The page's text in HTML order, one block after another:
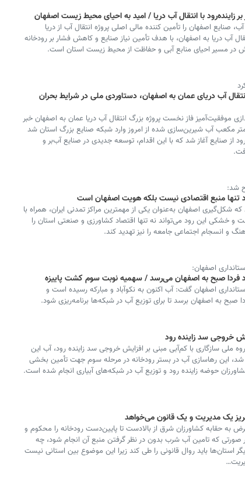
زاینده‌رود با انتقال آب دریا / امید به احیای محیط زیست اصفهان
صنایع اصفهان را تأمین کننده مالی اصلی پروژه انتقال آب از دریا
آب دریا به اصفهان، با هدف تأمین نیاز صنایع و کاهش فشار بر رودخانه
در مسیر احیای منابع آبی و حفاظت از محیط زیست استان است.
آب دریای عمان به اصفهان، دستاوردی ملی در شرایط بحران
موفقیت‌آمیز فاز نخست پروژه بزرگ انتقال آب دریا عمان به اصفهان خبر
۷۰ میلیون متر مکعب آب شیرین‌سازی شده از امروز وارد شبکه صنایع بزرگ استان شد
از صنایع آغاز شد که با این اقدام، توسعه جدیدی در صنایع آب‌بر و
شد:
تنها منبع اقتصادی نیست بلکه هویت اصفهان است
که شکل‌گیری اصفهان به‌عنوان یکی از مهمترین مراکز تمدنی ایران، همراه با
و خشکی این رود می‌تواند نه تنها اقتصاد کشاورزی و صنعتی استان را
و انسجام اجتماعی جامعه را نیز تهدید کند.
اصفهان:
فردا صبح به اصفهان می‌رسد / سهمیه نوبت سوم کشت پاییزه
اصفهان گفت: آب اکنون به نکوآباد و مبارکه رسیده است و
به اصفهان برسد تا برای توزیع آب در شبکه‌ها برنامه‌ریزی شود.
خروجی سد زاینده رود
ملی سازگاری با کم‌آبی مبنی بر افزایش خروجی سد زاینده رود، آب این
شد، این رهاسازی آب در بستر رودخانه در مرحله سوم جهت تأمین بخشی
حوضه زاینده رود و توزیع آب در شبکه‌های آبیاری انجام شده است.
یک مدیریت و یک قانون می‌خواهد
به حقابه کشاورزان شرق از بالادست تا پایین‌دست رودخانه را محکوم و
که تامین آب شرب بدون در نظر گرفتن منبع آن انجام شود، چه
استان‌ها باید روال قانونی را طی کند زیرا این موضوع بین استانی نیست